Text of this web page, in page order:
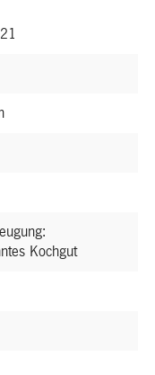
Kochgut